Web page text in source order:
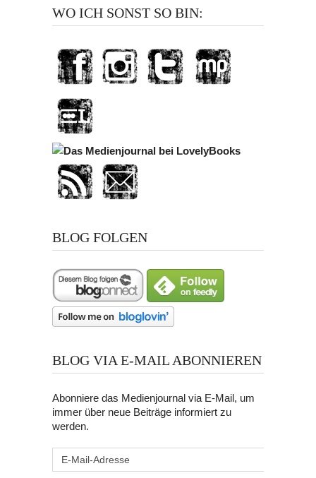
WO ICH SONST SO BIN:
BLOG FOLGEN
BLOG VIA E-MAIL ABONNIEREN
Abonniere das Medienjournal via E-Mail, um
immer über neue Beiträge informiert zu
werden.